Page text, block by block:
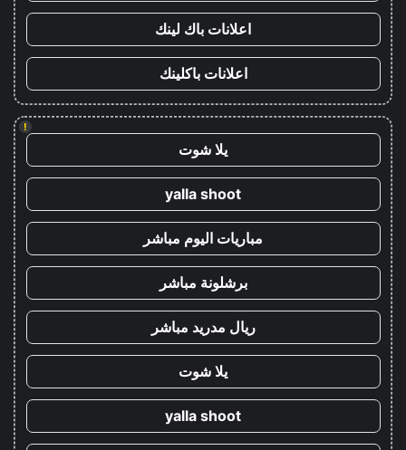
اعلانات باك لينك
اعلانات باكلينك
!
يلا شوت
yalla shoot
مباريات اليوم مباشر
برشلونة مباشر
ريال مدريد مباشر
يلا شوت
yalla shoot